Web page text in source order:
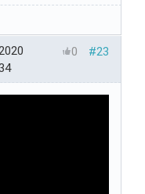
#23
0